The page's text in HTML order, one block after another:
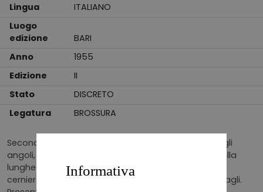
Lingua
ITALIANO
Luogo
edizione
BARI
Anno
1955
Edizione
II
Stato
DISCRETO
Legatura
BROSSURA
Seconda edizione del volume. Copertina usurata agli
angoli, ai margini, al dorso, sia alle estremità che sulla
lunghezza, macchiata e brunita. Pagine salde alla
cerniera, con ampio margine, brunite, così come i tagli.
Informativa